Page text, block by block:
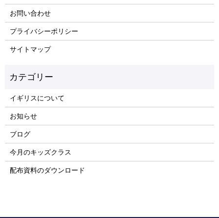
お問い合わせ
プライバシーポリシー
サイトマップ
イギリスについて
お知らせ
ブログ
今月のキッズクラス
配布資料のダウンロード